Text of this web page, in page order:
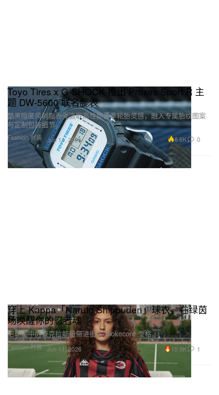
Fashion 时装
Toyo Tires x G‑SHOCK 推出 Proxes Sport R 主
题 DW‑5600 联名腕表
酷黑隐匿风树脂表壳汲取高性能夏季轮胎灵感，融入专属胎纹图案
与定制包装细节。
Jun 11, 2026 6.6K 0
Fashion 时装
穿上 Kappa「Naruto Shippuden」球衣，在绿茵
场唤醒你的忍者魂
把动画中的查克拉能量带进街头 Blokecore 型格。
Jun 11, 2026 10.9K 1